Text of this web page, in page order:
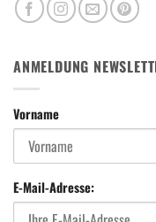
ANMELDUNG
Vorname
E-Mail-Adresse: